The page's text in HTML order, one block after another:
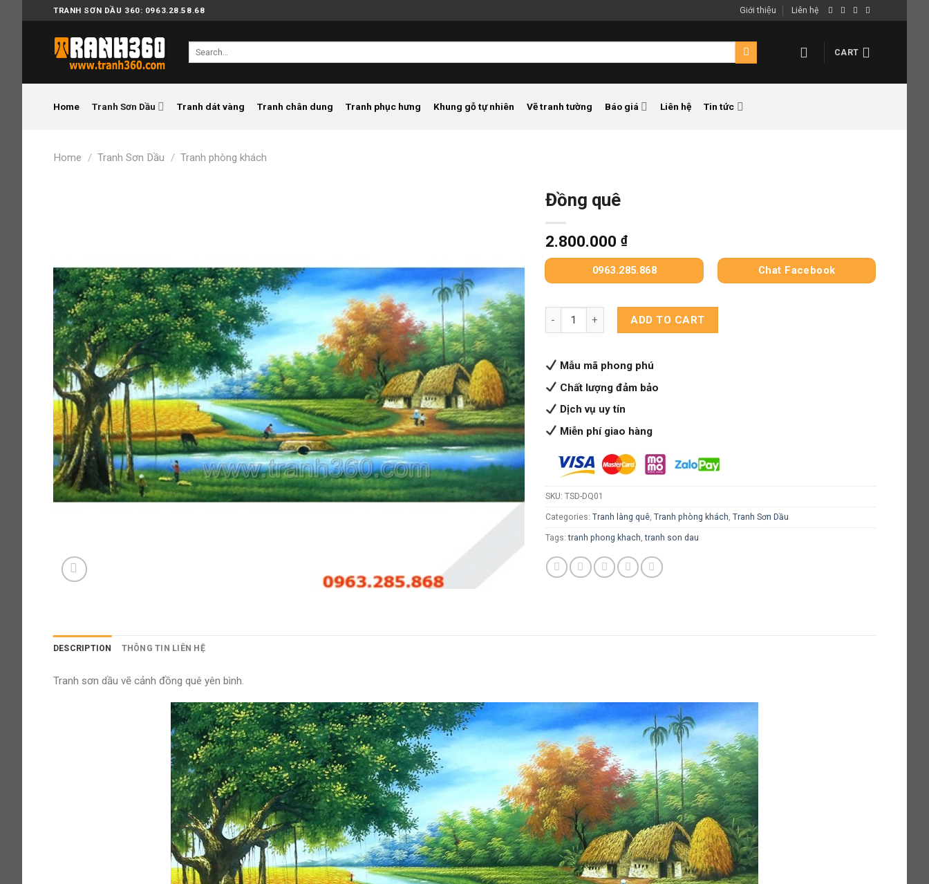
to
content
TRANH SƠN DẦU 360: 0963.28.58.68 Giới thiệu Liên hệ
CART
Home Tranh Sơn Dầu Tranh dát vàng Tranh chân dung Tranh phục hưng Khung gỗ tự nhiên Vẽ tranh tường Báo giá Liên hệ Tin tức
Home / Tranh Sơn Dầu / Tranh phòng khách
Đồng quê
2.800.000 ₫
0963.285.868 Chat Facebook
ADD TO CART
Mẫu mã phong phú
Chất lượng đảm bảo
Dịch vụ uy tín
Miễn phí giao hàng
SKU: TSD-DQ01
Categories: Tranh làng quê, Tranh phòng khách Tranh Sơn Dầu
Tags:tranh phong khach ,tranh son dau
DESCRIPTION THÔNG TIN LIÊN HỆ
Tranh sơn dầu vẽ cảnh đồng quê yên bình.